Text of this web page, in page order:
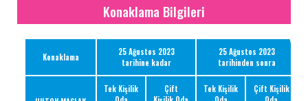
Konaklama Bilgileri
Konaklama
25 Ağustos 2023
tarihine kadar
25 Ağustos 2023
tarihinden sonra
Tek Kişilik
Çift
Tek Kişilik
Çift Kişilik